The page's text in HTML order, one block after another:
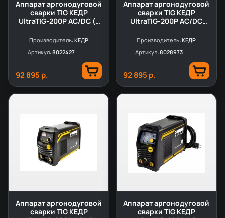
Аппарат аргонодуговой
сварки TIG КЕДР
UltraTIG-200P AC/DC (с
Производитель:КЕДР
Артикул:8022427
92 895 р.
Аппарат аргонодуговой
сварки TIG КЕДР
UltraTIG-200P AC/DC
педали)
Производитель:КЕДР
Артикул:8028973
92 895 р.
Аппарат аргонодуговой
сварки TIG КЕДР
Аппарат аргонодуговой
сварки TIG КЕДР